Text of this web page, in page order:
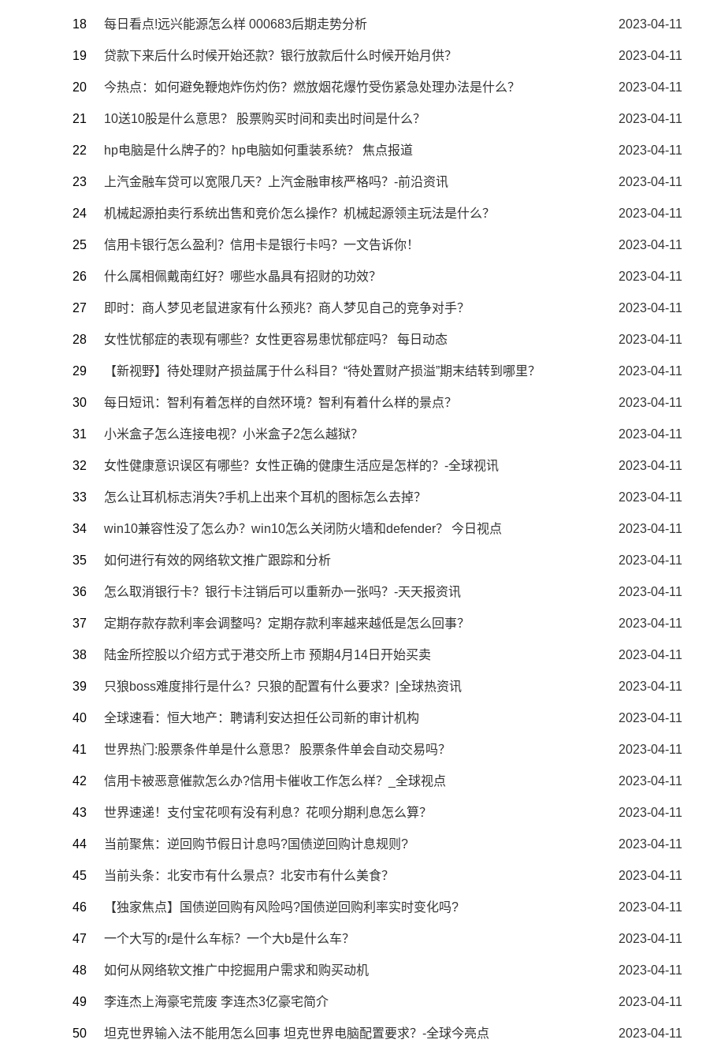
每日看点!远兴能源怎么样 000683后期走势分析 2023-04-11
贷款下来后什么时候开始还款？银行放款后什么时候开始月供？ 2023-04-11
今热点：如何避免鞭炮炸伤灼伤？燃放烟花爆竹受伤紧急处理办法是什么？ 2023-04-11
10送10股是什么意思？ 股票购买时间和卖出时间是什么？ 2023-04-11
hp电脑是什么牌子的？hp电脑如何重装系统？ 焦点报道 2023-04-11
上汽金融车贷可以宽限几天？上汽金融审核严格吗？-前沿资讯 2023-04-11
机械起源拍卖行系统出售和竞价怎么操作？机械起源领主玩法是什么？ 2023-04-11
信用卡银行怎么盈利？信用卡是银行卡吗？一文告诉你！ 2023-04-11
什么属相佩戴南红好？哪些水晶具有招财的功效？ 2023-04-11
即时：商人梦见老鼠进家有什么预兆？商人梦见自己的竞争对手？ 2023-04-11
女性忧郁症的表现有哪些？女性更容易患忧郁症吗？ 每日动态 2023-04-11
【新视野】待处理财产损益属于什么科目？“待处置财产损溢”期末结转到哪里？ 2023-04-11
每日短讯：智利有着怎样的自然环境？智利有着什么样的景点？ 2023-04-11
小米盒子怎么连接电视？小米盒子2怎么越狱？ 2023-04-11
女性健康意识误区有哪些？女性正确的健康生活应是怎样的？-全球视讯 2023-04-11
怎么让耳机标志消失?手机上出来个耳机的图标怎么去掉？ 2023-04-11
win10兼容性没了怎么办？win10怎么关闭防火墙和defender？ 今日视点 2023-04-11
如何进行有效的网络软文推广跟踪和分析 2023-04-11
怎么取消银行卡？银行卡注销后可以重新办一张吗？-天天报资讯 2023-04-11
定期存款存款利率会调整吗？定期存款利率越来越低是怎么回事？ 2023-04-11
陆金所控股以介绍方式于港交所上市 预期4月14日开始买卖 2023-04-11
只狼boss难度排行是什么？只狼的配置有什么要求？|全球热资讯 2023-04-11
全球速看：恒大地产：聘请利安达担任公司新的审计机构 2023-04-11
世界热门:股票条件单是什么意思？ 股票条件单会自动交易吗？ 2023-04-11
信用卡被恶意催款怎么办?信用卡催收工作怎么样？_全球视点 2023-04-11
世界速递！支付宝花呗有没有利息？花呗分期利息怎么算？ 2023-04-11
当前聚焦：逆回购节假日计息吗?国债逆回购计息规则? 2023-04-11
当前头条：北安市有什么景点？北安市有什么美食？ 2023-04-11
【独家焦点】国债逆回购有风险吗?国债逆回购利率实时变化吗? 2023-04-11
一个大写的r是什么车标？一个大b是什么车？ 2023-04-11
如何从网络软文推广中挖掘用户需求和购买动机 2023-04-11
李连杰上海豪宅荒废 李连杰3亿豪宅简介 2023-04-11
坦克世界输入法不能用怎么回事 坦克世界电脑配置要求？-全球今亮点 2023-04-11